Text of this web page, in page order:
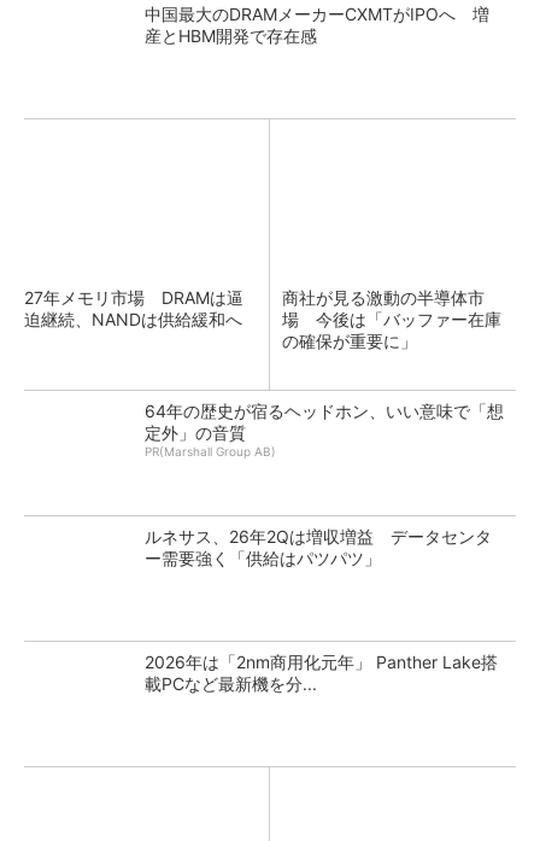
中国最大のDRAMメーカーCXMTがIPOへ 増
産とHBM開発で存在感
27年メモリ市場 DRAMは逼
迫継続、NANDは供給緩和へ
商社が見る激動の半導体市
場 今後は「バッファー在庫
の確保が重要に」
64年の歴史が宿るヘッドホン、いい意味で「想
定外」の音質
PR(Marshall Group AB)
ルネサス、26年2Qは増収増益 データセンタ
ー需要強く「供給はパツパツ」
2026年は「2nm商用化元年」 Panther Lake搭
載PCなど最新機を分...